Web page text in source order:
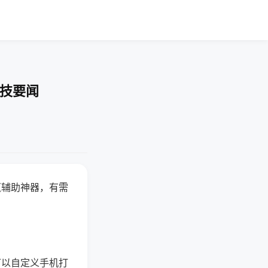
要闻
助神器，有需
自定义手机打